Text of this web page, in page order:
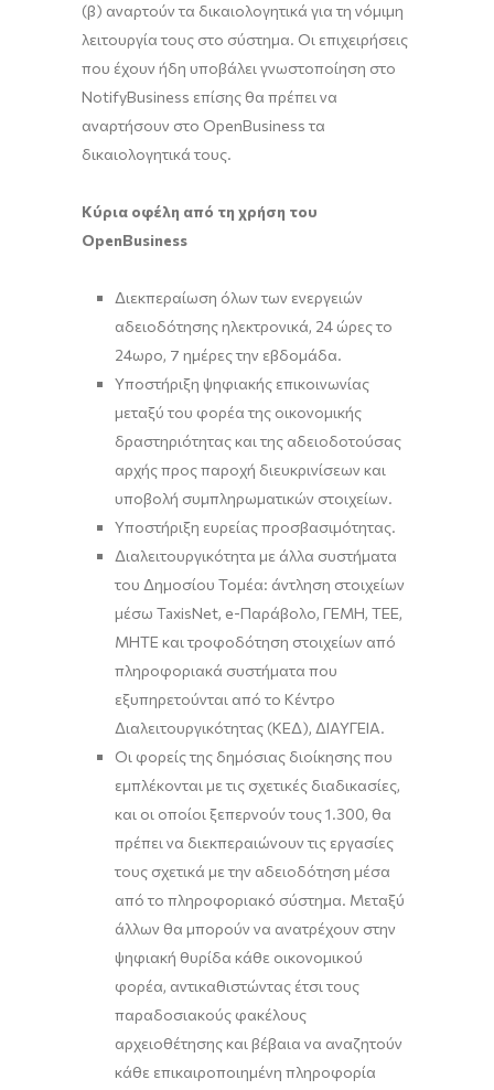
(β) αναρτούν τα δικαιολογητικά για τη νόμιμη
λειτουργία τους στο σύστημα. Οι επιχειρήσεις
που έχουν ήδη υποβάλει γνωστοποίηση στο
NotifyBusiness επίσης θα πρέπει να
αναρτήσουν στο OpenBusiness τα
δικαιολογητικά τους.
Κύρια οφέλη από τη χρήση του
OpenBusiness
Διεκπεραίωση όλων των ενεργειών
αδειοδότησης ηλεκτρονικά, 24 ώρες το
24ωρο, 7 ημέρες την εβδομάδα.
Υποστήριξη ψηφιακής επικοινωνίας
μεταξύ του φορέα της οικονομικής
δραστηριότητας και της αδειοδοτούσας
αρχής προς παροχή διευκρινίσεων και
υποβολή συμπληρωματικών στοιχείων.
Υποστήριξη ευρείας προσβασιμότητας.
Διαλειτουργικότητα με άλλα συστήματα
του Δημοσίου Τομέα: άντληση στοιχείων
μέσω TaxisNet, e-Παράβολο, ΓΕΜΗ, ΤΕΕ,
ΜΗΤΕ και τροφοδότηση στοιχείων από
πληροφοριακά συστήματα που
εξυπηρετούνται από το Κέντρο
Διαλειτουργικότητας (ΚΕΔ), ΔΙΑΥΓΕΙΑ.
Οι φορείς της δημόσιας διοίκησης που
εμπλέκονται με τις σχετικές διαδικασίες,
και οι οποίοι ξεπερνούν τους 1.300, θα
πρέπει να διεκπεραιώνουν τις εργασίες
τους σχετικά με την αδειοδότηση μέσα
από το πληροφοριακό σύστημα. Μεταξύ
άλλων θα μπορούν να ανατρέχουν στην
ψηφιακή θυρίδα κάθε οικονομικού
φορέα, αντικαθιστώντας έτσι τους
παραδοσιακούς φακέλους
αρχειοθέτησης και βέβαια να αναζητούν
κάθε επικαιροποιημένη πληροφορία